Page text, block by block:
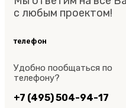
с любым проектом!
телефон
Удобно пообщаться по
телефону?
+7 (495) 504-94-17